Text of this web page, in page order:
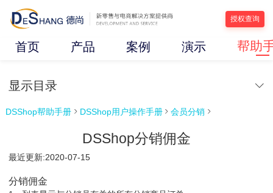
授权查询
首页 产品 案例 演示 帮助
显示目录
DSShop帮助手册  DSShop用户操作手册  会员分销 
DSShop分销佣金
最近更新:2020-07-15
分销佣金